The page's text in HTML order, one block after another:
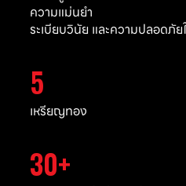
ความแม่นยำ
ระเบียบวินัย และความปลอดภั
5
เหรียญทอง
30